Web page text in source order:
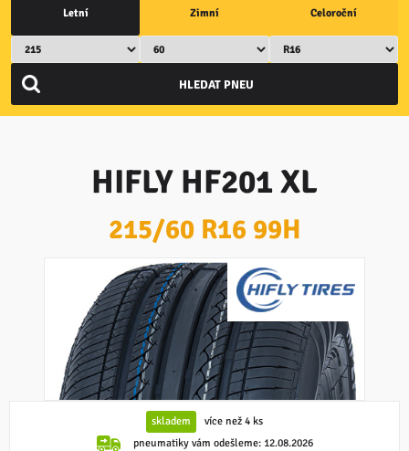
Letní Zimní Celoroční
HIFLY HF201 XL
215/60 R16 99H
skladem
více než 4 ks
pneumatiky vám odešleme:12.08.2026